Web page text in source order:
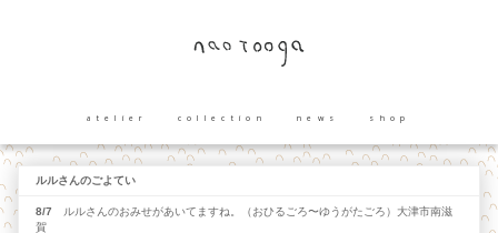
atelier collection news shop
ルルさんのごよてい
8/7 ルルさんのおみせがあいてますね。（おひるごろ〜ゆうがたごろ）大津市南滋
賀